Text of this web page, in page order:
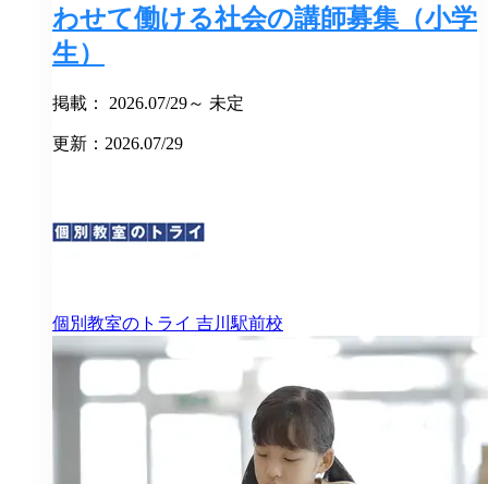
わせて働ける社会の講師募集（小学
生）
掲載： 2026.07/29～ 未定
更新：2026.07/29
個別教室のトライ 吉川駅前校